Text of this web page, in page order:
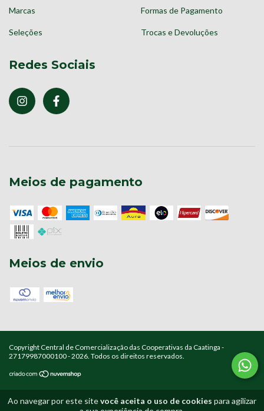
Ao navegar por este sitevocê aceita o uso de cookies para agilizar
Marcas
Seleções
Formas de Pagamento
Trocas e Devoluções
Redes Sociais
Meios de pagamento
Meios de envio
Copyright Central de Comercialização das Cooperativas da Caatinga -
27179987000100 - 2026. Todos os direitos reservados.